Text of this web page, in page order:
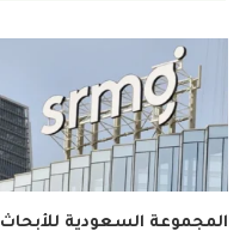
المجموعة السعودية للأبحاث